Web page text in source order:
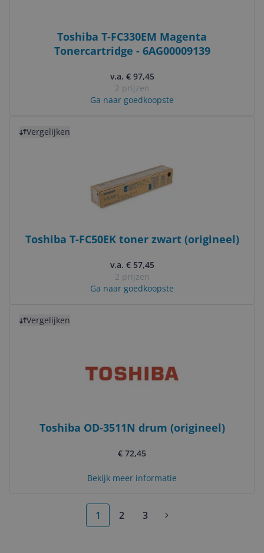
Toshiba T-FC330EM Magenta
Tonercartridge - 6AG00009139
v.a. € 97,45
2 prijzen
Ga naar goedkoopste
Vergelijken
Toshiba T-FC50EK toner zwart (origineel)
v.a. € 57,45
2 prijzen
Ga naar goedkoopste
Vergelijken
Toshiba OD-3511N drum (origineel)
€ 72,45
Bekijk meer informatie
1 2 3